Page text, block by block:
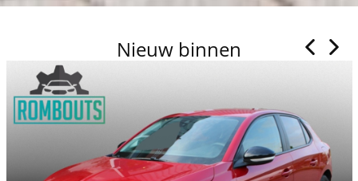
Nieuw binnen